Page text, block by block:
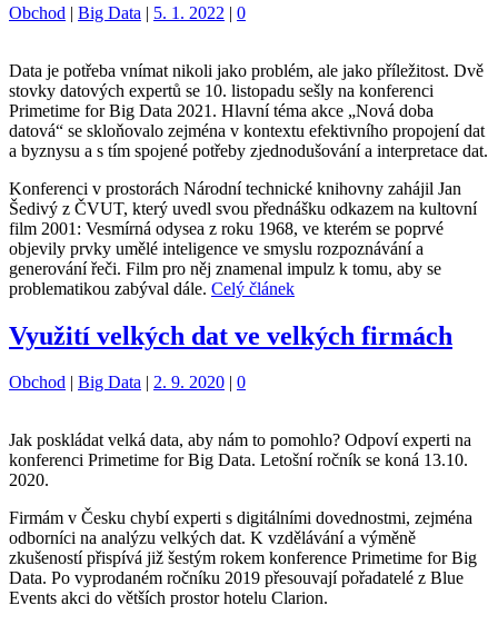
Kategorie:
Obchod | Štítky:
Big Data | 5. 1. 2022 | 0
Data je potřeba vnímat nikoli jako problém, ale jako příležitost. Dvě
stovky datových expertů se 10. listopadu sešly na konferenci
Primetime for Big Data 2021. Hlavní téma akce „Nová doba
datová“ se skloňovalo zejména v kontextu efektivního propojení dat
a byznysu a s tím spojené potřeby zjednodušování a interpretace dat.
Konferenci v prostorách Národní technické knihovny zahájil Jan
Šedivý z ČVUT, který uvedl svou přednášku odkazem na kultovní
film 2001: Vesmírná odysea z roku 1968, ve kterém se poprvé
objevily prvky umělé inteligence ve smyslu rozpoznávání a
generování řeči. Film pro něj znamenal impulz k tomu, aby se
problematikou zabýval dále. Celý článek
Využití velkých dat ve velkých firmách
Kategorie:
Obchod | Štítky:
Big Data | 2. 9. 2020 | 0
Jak poskládat velká data, aby nám to pomohlo? Odpoví experti na
konferenci Primetime for Big Data. Letošní ročník se koná 13.10.
2020.
Firmám v Česku chybí experti s digitálními dovednostmi, zejména
odborníci na analýzu velkých dat. K vzdělávání a výměně
zkušeností přispívá již šestým rokem konference Primetime for Big
Data. Po vyprodaném ročníku 2019 přesouvají pořadatelé z Blue
Events akci do větších prostor hotelu Clarion.